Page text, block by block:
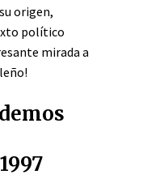
origen,
político
mirada a